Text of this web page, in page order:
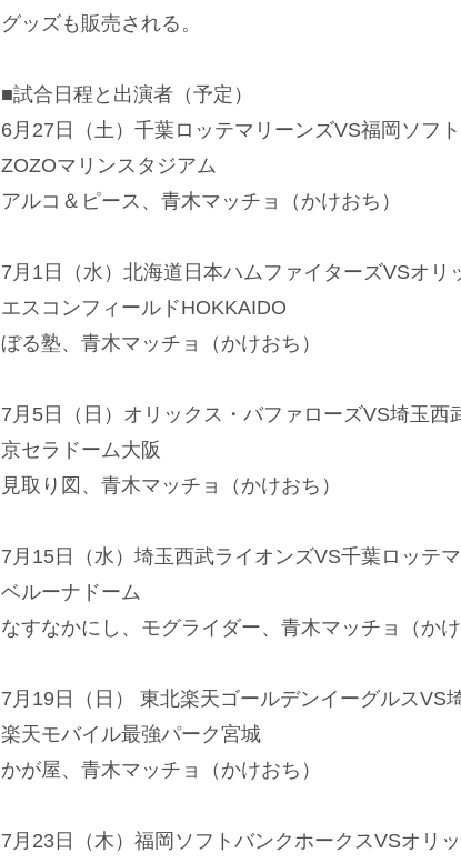
グッズも販売される。
■試合日程と出演者（予定）
6月27日（土）千葉ロッテマリーンズVS福岡ソフ
ZOZOマリンスタジアム
アルコ＆ピース、青木マッチョ（かけおち）
7月1日（水）北海道日本ハムファイターズVSオリ
エスコンフィールドHOKKAIDO
ぼる塾、青木マッチョ（かけおち）
7月5日（日）オリックス・バファローズVS埼玉西
京セラドーム大阪
見取り図、青木マッチョ（かけおち）
7月15日（水）埼玉西武ライオンズVS千葉ロッテ
ベルーナドーム
なすなかにし、モグライダー、青木マッチョ（かけ
7月19日（日） 東北楽天ゴールデンイーグルスVS
楽天モバイル最強パーク宮城
かが屋、青木マッチョ（かけおち）
7月23日（木）福岡ソフトバンクホークスVSオリ